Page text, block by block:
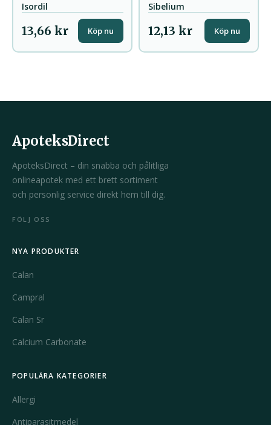
Isordil
13,66 kr Köp nu
Sibelium
12,13 kr Köp nu
ApoteksDirect
ApoteksDirect – din snabba och pålitliga
onlineapotek med ett brett sortiment
och personlig service direkt hem till dig.
FÖLJ OSS
NYA PRODUKTER
Calan
Campral
Calan Sr
Calcium Carbonate
POPULÄRA KATEGORIER
Allergi
Antiparasitmedel